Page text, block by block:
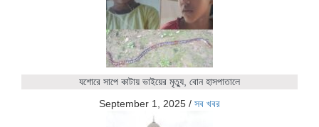
যশোরে সাপে কাটায় ভাইয়ের মৃত্যু, বোন হাসপাতালে
September 1, 2025 / সব খবর